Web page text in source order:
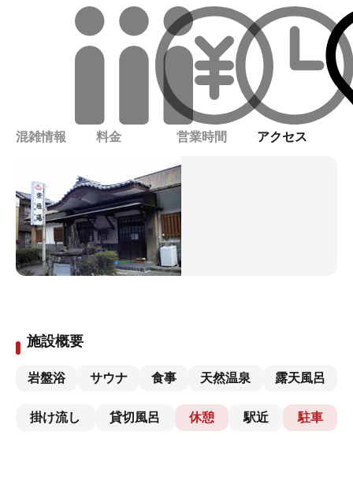
混雑情報 料金 営業時間 アクセス
施設概要
岩盤浴 サウナ 食事 天然温泉 露天風呂
掛け流し 貸切風呂 休憩 駅近 駐車